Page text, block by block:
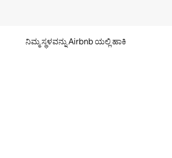
ನಿಮ್ಮ ಸ್ಥಳವನ್ನು Airbnb ಯಲ್ಲಿ ಹಾಕಿ